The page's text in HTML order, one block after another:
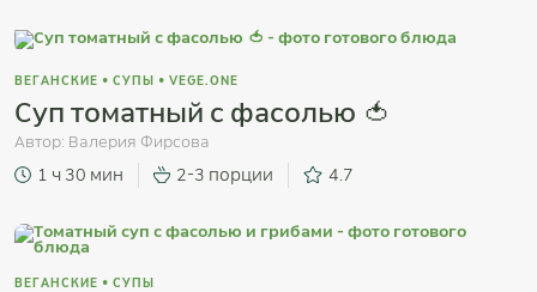
ВЕГАНСКИЕ • СУПЫ • VEGE.ONE
Суп томатный с фасолью 🍅
Автор: Валерия Фирсова
1 ч 30 мин 2-3 порции 4.7
ВЕГАНСКИЕ • СУПЫ